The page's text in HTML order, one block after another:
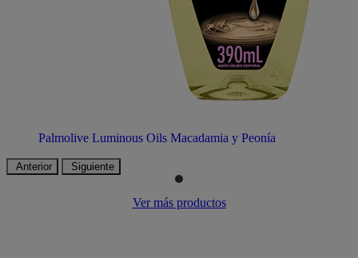
Palmolive Luminous Oils Macadamia y Peonía
Anterior Siguiente
Ver más productos